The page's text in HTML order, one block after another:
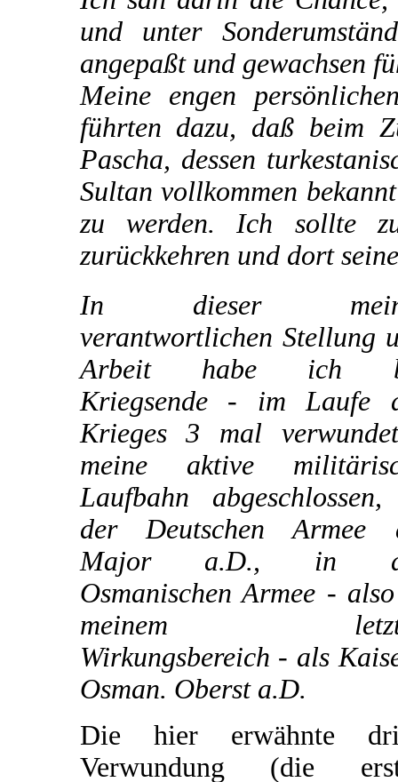
und unter
angepaßt und gewachsen
Meine engen
führten dazu, daß beim
Pascha, dessen
Sultan vollkommen
zu werden. Ich sollte
zurückkehren und dort
In dieser
verantwortlichen Stellung
Arbeit habe ich
Kriegsende - im Laufe
Krieges 3 mal
meine aktive
Laufbahn
der Deutschen Armee
Major a.D., in
Osmanischen Armee -
meinem
Wirkungsbereich - als
Osman. Oberst a.D.
Die hier erwähnte
Verwundung (die